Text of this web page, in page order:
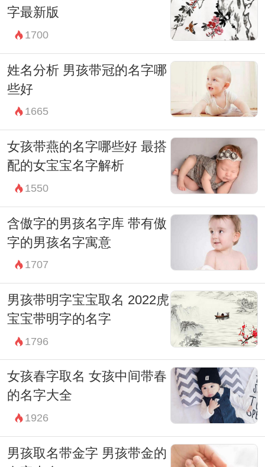
文化系谱中相对独特，因此更便于选择不易
重名的字。
在这个信息化、全球化的时代，喻姓男孩的
命名，可以不断吸收多元的文化而形成自己
的特色。家长在思虑命名时，应根据实际情
个既具有家庭意义，又具有个人色彩的名
字。
最后，我们推荐一些喻姓男孩的名字，以供
家长参考：如“喻泽”，寓意着有恩泽；“喻
豪”，希望孩子能够豪气干云；“喻博”，希望
孩子博学多才；“喻辰”，寄托着对未来的憧
憬。在这些名字中，每一个都蕴含着父母的
爱与祝愿，无不值得细细品味。
综上所述，为喻姓男孩起名是一项经过深思
熟虑的工作，既要凸显传统文化的厚重与美
丽，又不能忽视现代社会的发展与变化。每
一个字都承载着父母的希望和爱，每一个名
字都映射出个体的特点和未来的潜力。希望
通过本文的分享，能够为正在为孩子命名而
烦恼的家长们提供一些有益的建议和灵感，
字最新版
1700
姓名分析 男孩带冠的名字哪
些好
1665
女孩带燕的名字哪些好 最搭
配的女宝宝名字解析
1550
含傲字的男孩名字库 带有傲
字的男孩名字寓意
1707
男孩带明字宝宝取名 2022虎
宝宝带明字的名字
1796
女孩春字取名 女孩中间带春
的名字大全
1926
男孩取名带金字 男孩带金的